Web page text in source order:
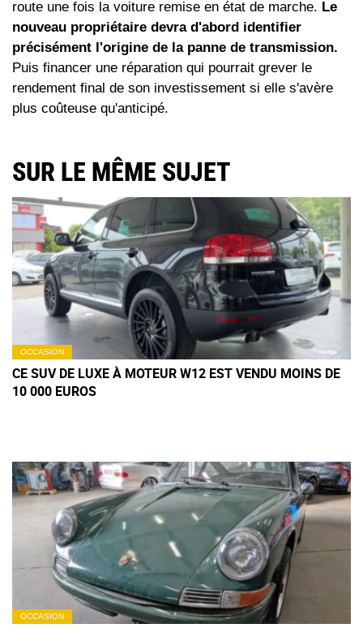
route une fois la voiture remise en état de marche. Le
nouveau propriétaire devra d'abord identifier
précisément l'origine de la panne de transmission.
Puis financer une réparation qui pourrait grever le
rendement final de son investissement si elle s'avère
plus coûteuse qu'anticipé.
SUR LE MÊME SUJET
OCCASION
CE SUV DE LUXE À MOTEUR W12 EST VENDU MOINS DE
10 000 EUROS
OCCASION